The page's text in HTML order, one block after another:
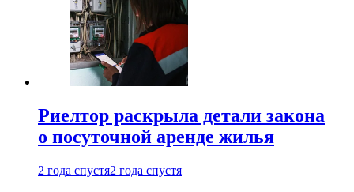
Риелтор раскрыла детали закона
о посуточной аренде жилья
2 года спустя2 года спустя